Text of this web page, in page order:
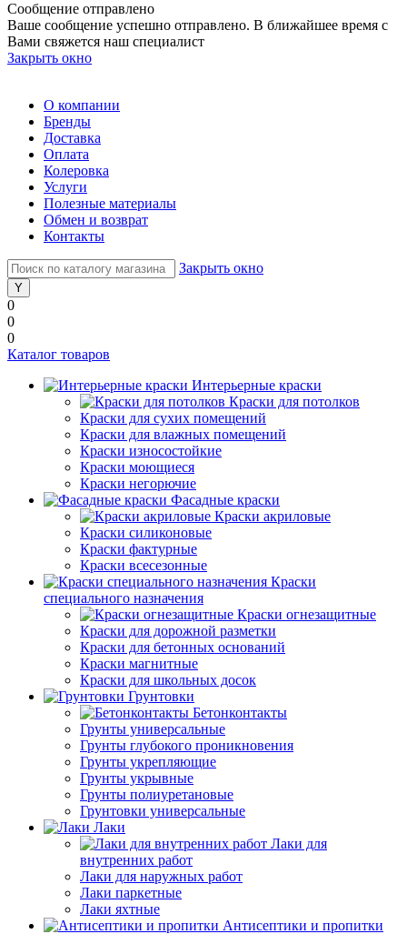
Сообщение отправлено
Ваше сообщение успешно отправлено. В ближайшее время с
Вами свяжется наш специалист
Закрыть окно
О компании
Бренды
Доставка
Оплата
Колеровка
Услуги
Полезные материалы
Обмен и возврат
Контакты
Закрыть окно
0
0
0
Каталог товаров
Интерьерные краски
Краски для потолков
Краски для сухих помещений
Краски для влажных помещений
Краски износостойкие
Краски моющиеся
Краски негорючие
Фасадные краски
Краски акриловые
Краски силиконовые
Краски фактурные
Краски всесезонные
Краски
специального назначения
Краски огнезащитные
Краски для дорожной разметки
Краски для бетонных оснований
Краски магнитные
Краски для школьных досок
Грунтовки
Бетонконтакты
Грунты универсальные
Грунты глубокого проникновения
Грунты укрепляющие
Грунты укрывные
Грунты полиуретановые
Грунтовки универсальные
Лаки
Лаки для
внутренних работ
Лаки для наружных работ
Лаки паркетные
Лаки яхтные
Антисептики и пропитки